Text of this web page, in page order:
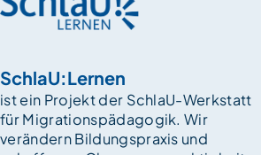
SchlaU:Lernen
ist ein Projekt der SchlaU-Werkstatt
für Migrationspädagogik. Wir
verändern Bildungspraxis und